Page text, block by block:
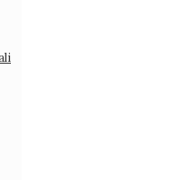
Fiscale
regionali)